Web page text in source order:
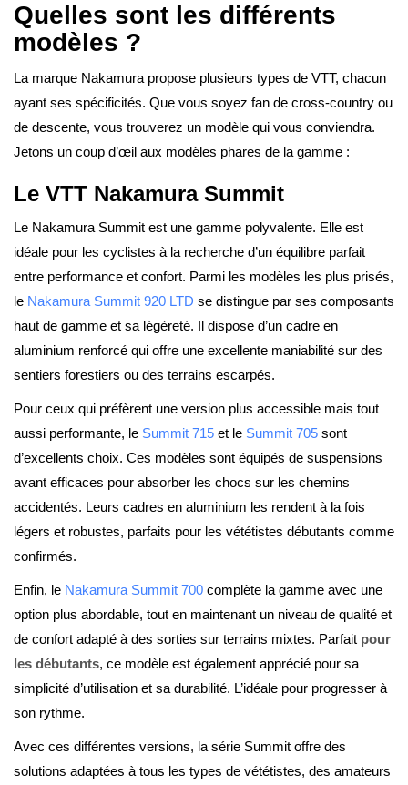
Quelles sont les différents
modèles ?
La marque Nakamura propose plusieurs types de VTT, chacun
ayant ses spécificités. Que vous soyez fan de cross-country ou
de descente, vous trouverez un modèle qui vous conviendra.
Jetons un coup d’œil aux modèles phares de la gamme :
Le VTT Nakamura Summit
Le Nakamura Summit est une gamme polyvalente. Elle est
idéale pour les cyclistes à la recherche d’un équilibre parfait
entre performance et confort. Parmi les modèles les plus prisés,
le Nakamura Summit 920 LTD se distingue par ses composants
haut de gamme et sa légèreté. Il dispose d’un cadre en
aluminium renforcé qui offre une excellente maniabilité sur des
sentiers forestiers ou des terrains escarpés.
Pour ceux qui préfèrent une version plus accessible mais tout
aussi performante, le Summit 715 et le Summit 705 sont
d’excellents choix. Ces modèles sont équipés de suspensions
avant efficaces pour absorber les chocs sur les chemins
accidentés. Leurs cadres en aluminium les rendent à la fois
légers et robustes, parfaits pour les vététistes débutants comme
confirmés.
Enfin, le Nakamura Summit 700 complète la gamme avec une
option plus abordable, tout en maintenant un niveau de qualité et
de confort adapté à des sorties sur terrains mixtes. Parfait pour
les débutants, ce modèle est également apprécié pour sa
simplicité d’utilisation et sa durabilité. L’idéale pour progresser à
son rythme.
Avec ces différentes versions, la série Summit offre des
solutions adaptées à tous les types de vététistes, des amateurs